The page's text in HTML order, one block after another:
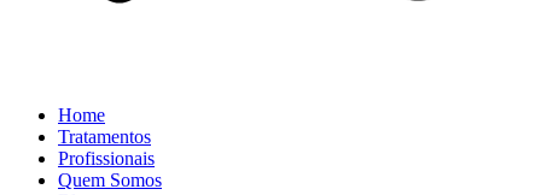
Home
Tratamentos
Profissionais
Quem Somos